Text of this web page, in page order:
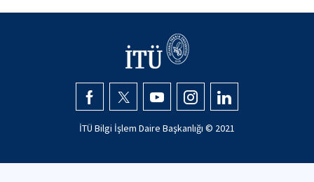
İTÜ Bilgi İşlem Daire Başkanlığı © 2021